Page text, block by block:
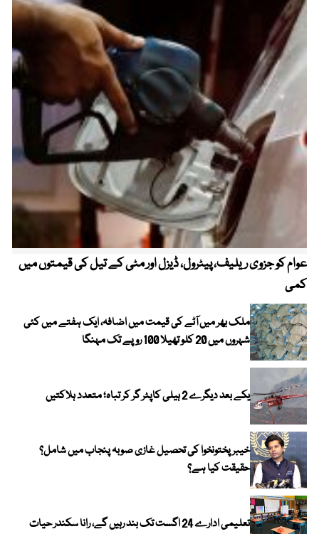
عوام کو جزوی ریلیف، پیٹرول، ڈیزل اور مٹی کے تیل کی قیمتوں میں
کمی
ملک بھر میں آٹے کی قیمت میں اضافہ، ایک ہفتے میں کئی
شہروں میں 20 کلو تھیلا 100 روپے تک مہنگا
یکے بعد دیگرے 2 ہیلی کاپٹر گر کر تباہ؛ متعدد ہلاکتیں
خیبر پختونخوا کی تحصیل غازی صوبہ پنجاب میں شامل؟
حقیقت کیا ہے؟
تعلیمی ادارے 24 اگست تک بند رہیں گے، رانا سکندر حیات